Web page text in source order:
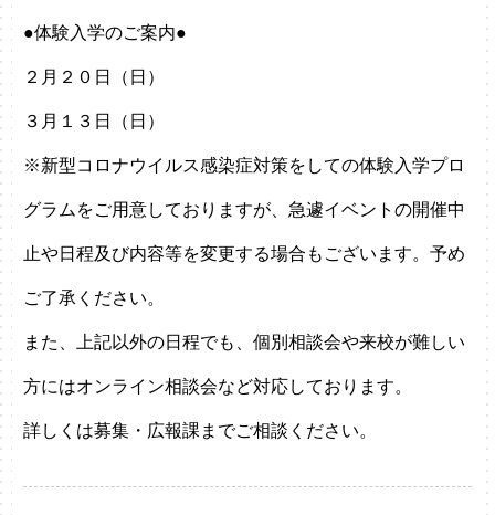
●体験入学のご案内●
２月２０日（日）
３月１３日（日）
※新型コロナウイルス感染症対策をしての体験入学プロ
グラムをご用意しておりますが、急遽イベントの開催中
止や日程及び内容等を変更する場合もございます。予め
ご了承ください。
また、上記以外の日程でも、個別相談会や来校が難しい
方にはオンライン相談会など対応しております。
詳しくは募集・広報課までご相談ください。